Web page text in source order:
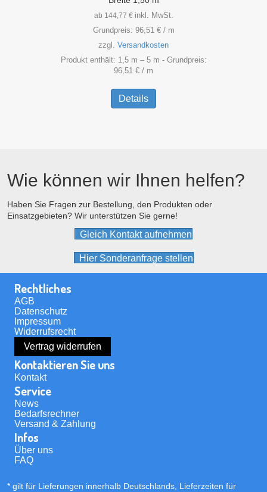
ab 144,77 € inkl. MwSt.
Grundpreis: 96,51 €/ m
zzgl. Versandkosten
Produkt enthält: 1,5 m – 5 m - Grundpreis:
96,51 € / m
Details
weist
können
der
Produktseite
gewählt
werden
Wie können wir Ihnen helfen?
Haben Sie Fragen zur Bestellung, den Produkten oder
Einsatzgebieten? Wir unterstützen Sie gerne!
Gleich Kontakt aufnehmen
Hier Sonderanfrage stellen
Rechtliches
AGB
Datenschutz
Impressum
Widerrufsrecht
Vertrag widerrufen
Kontaktieren Sie uns
Kontakt
Service
News
Bedarfsrechner
Versand & Zahlung
Infos
Über uns
FAQ
* gilt für Lieferungen innerhalb Deutschlands, Lieferzeiten für